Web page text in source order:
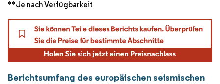
**Je nach Verfügbarkeit
Berichtsumfang des europäischen seismischen